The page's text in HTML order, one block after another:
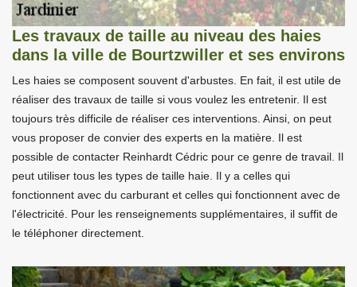
Les travaux de taille au niveau des haies
dans la ville de Bourtzwiller et ses environs
Les haies se composent souvent d'arbustes. En fait, il est utile de
réaliser des travaux de taille si vous voulez les entretenir. Il est
toujours très difficile de réaliser ces interventions. Ainsi, on peut
vous proposer de convier des experts en la matière. Il est
possible de contacter Reinhardt Cédric pour ce genre de travail. Il
peut utiliser tous les types de taille haie. Il y a celles qui
fonctionnent avec du carburant et celles qui fonctionnent avec de
l'électricité. Pour les renseignements supplémentaires, il suffit de
le téléphoner directement.